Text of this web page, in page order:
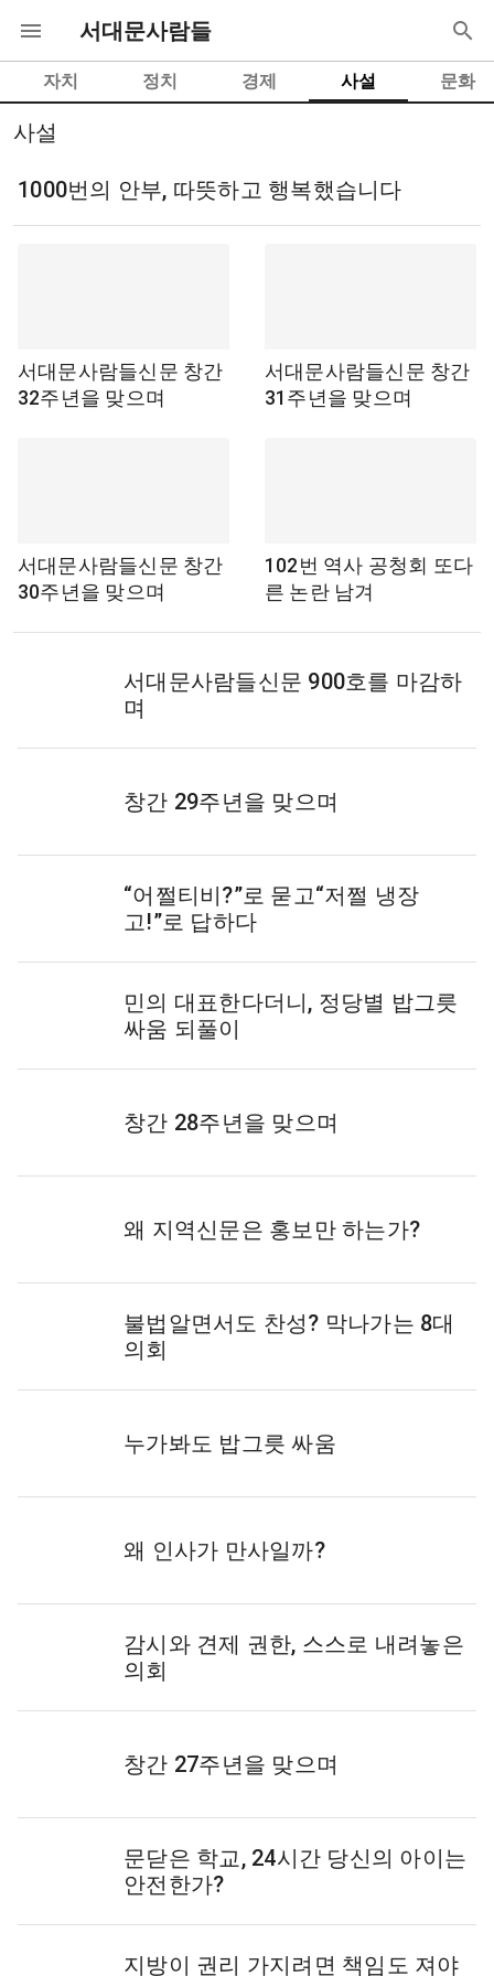
서대문사람들
자치 정치 경제 사설 문화
사설
1000번의 안부, 따뜻하고 행복했습니다
서대문사람들신문 창간
32주년을 맞으며
서대문사람들신문 창간
31주년을 맞으며
서대문사람들신문 창간
30주년을 맞으며
102번 역사 공청회 또다
른 논란 남겨
서대문사람들신문 900호를 마감하
며
창간 29주년을 맞으며
“어쩔티비?”로 묻고“저쩔 냉장
고!”로 답하다
민의 대표한다더니, 정당별 밥그릇
싸움 되풀이
창간 28주년을 맞으며
왜 지역신문은 홍보만 하는가?
불법알면서도 찬성? 막나가는 8대
의회
누가봐도 밥그릇 싸움
왜 인사가 만사일까?
감시와 견제 권한, 스스로 내려놓은
의회
창간 27주년을 맞으며
문닫은 학교, 24시간 당신의 아이는
안전한가?
지방이 권리 가지려면 책임도 져야